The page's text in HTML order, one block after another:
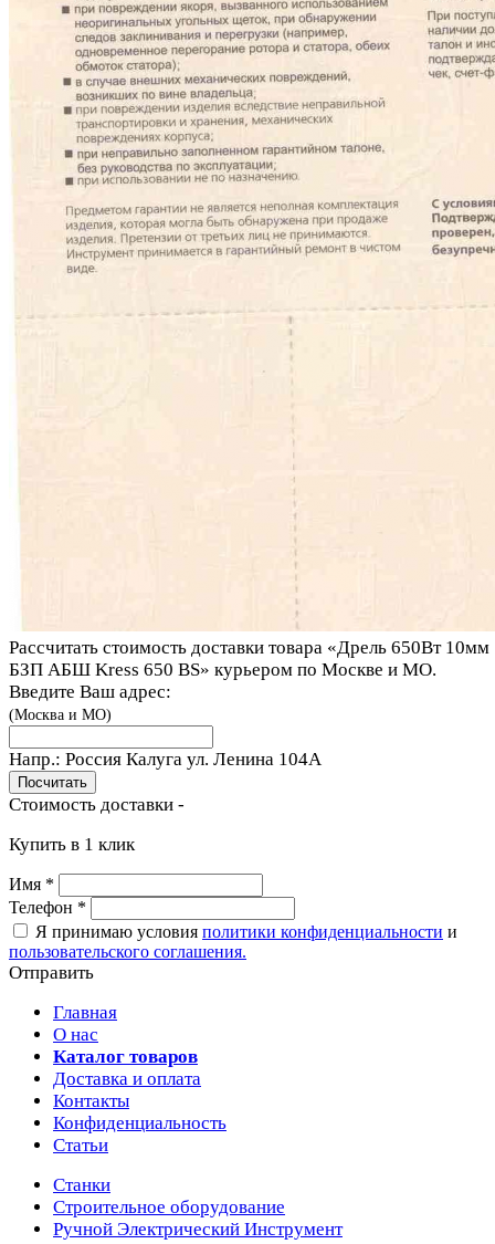
Рассчитать стоимость доставки товара «Дрель 650Вт 10мм
БЗП АБШ Kress 650 BS» курьером по Москве и МО.
Введите Ваш адрес:
(Москва и МО)
Напр.: Россия Калуга ул. Ленина 104A
Стоимость доставки -
Купить в 1 клик
Имя *
Телефон *
Я принимаю условия политики конфиденциальности и
пользовательского соглашения.
Отправить
Главная
О нас
Каталог товаров
Доставка и оплата
Контакты
Конфиденциальность
Статьи
Станки
Строительное оборудование
Ручной Электрический Инструмент